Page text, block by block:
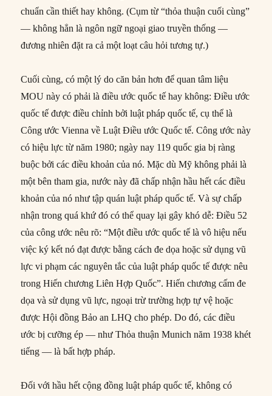
chuẩn cần thiết hay không. (Cụm từ “thỏa thuận cuối cùng”
— không hẳn là ngôn ngữ ngoại giao truyền thống —
đương nhiên đặt ra cả một loạt câu hỏi tương tự.)
Cuối cùng, có một lý do căn bản hơn để quan tâm liệu
MOU này có phải là điều ước quốc tế hay không: Điều ước
quốc tế được điều chỉnh bởi luật pháp quốc tế, cụ thể là
Công ước Vienna về Luật Điều ước Quốc tế. Công ước này
có hiệu lực từ năm 1980; ngày nay 119 quốc gia bị ràng
buộc bởi các điều khoản của nó. Mặc dù Mỹ không phải là
một bên tham gia, nước này đã chấp nhận hầu hết các điều
khoản của nó như tập quán luật pháp quốc tế. Và sự chấp
nhận trong quá khứ đó có thể quay lại gây khó dễ: Điều 52
của công ước nêu rõ: “Một điều ước quốc tế là vô hiệu nếu
việc ký kết nó đạt được bằng cách đe dọa hoặc sử dụng vũ
lực vi phạm các nguyên tắc của luật pháp quốc tế được nêu
trong Hiến chương Liên Hợp Quốc”. Hiến chương cấm đe
dọa và sử dụng vũ lực, ngoại trừ trường hợp tự vệ hoặc
được Hội đồng Bảo an LHQ cho phép. Do đó, các điều
ước bị cưỡng ép — như Thỏa thuận Munich năm 1938 khét
tiếng — là bất hợp pháp.
Đối với hầu hết cộng đồng luật pháp quốc tế, không có